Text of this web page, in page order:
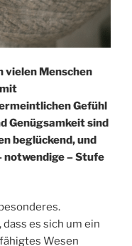
vielen Menschen
Gefühl
Genügsamkeit sind
beglückend, und
notwendige – Stufe
es sich um ein
Wesen